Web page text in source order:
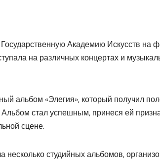
Академию Искусств на
на различных концертах и
альбом «Элегия», который получил
Альбом стал успешным, принеся ей
сцене.
студийных альбомов,